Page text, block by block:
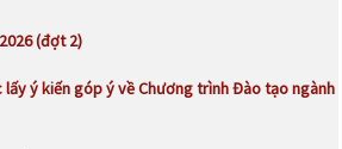
(đợt 2)
ý kiến góp ý về Chương trình Đào tạo ngành